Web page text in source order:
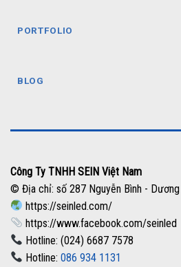
PORTFOLIO
BLOG
Công Ty TNHH SEIN Việt Nam
© Địa chỉ: số 287 Nguyễn Bình - Dương
https://seinled.com/
https://www.facebook.com/seinled
Hotline: (024) 6687 7578
Hotline:086 934 1131